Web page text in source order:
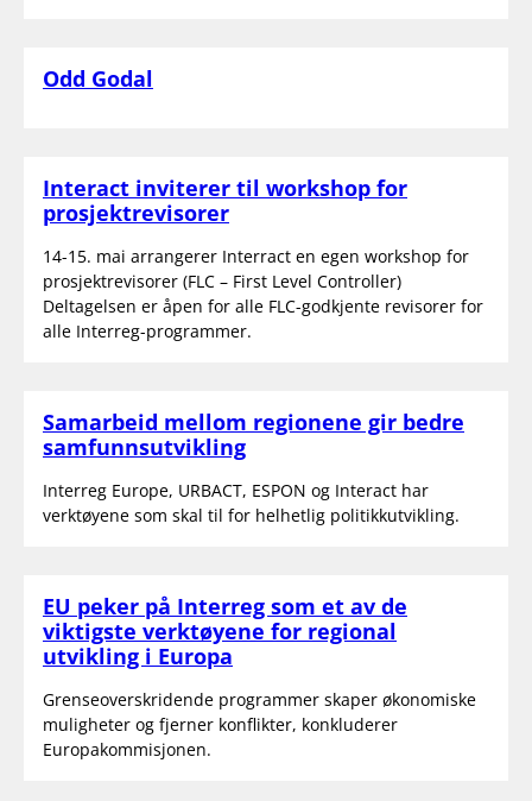
Odd Godal
Interact inviterer til workshop for
prosjektrevisorer
14-15. mai arrangerer Interract en egen workshop for
prosjektrevisorer (FLC – First Level Controller)
Deltagelsen er åpen for alle FLC-godkjente revisorer for
alle Interreg-programmer.
Samarbeid mellom regionene gir bedre
samfunnsutvikling
Interreg Europe, URBACT, ESPON og Interact har
verktøyene som skal til for helhetlig politikkutvikling.
EU peker på Interreg som et av de
viktigste verktøyene for regional
utvikling i Europa
Grenseoverskridende programmer skaper økonomiske
muligheter og fjerner konflikter, konkluderer
Europakommisjonen.